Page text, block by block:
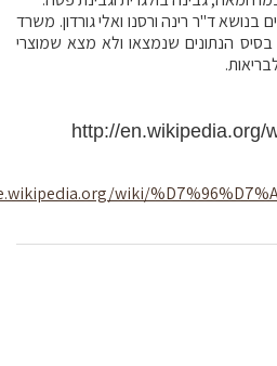
ד"ר רינה ורסנו ואלי גורדון. משרד
הנתונים שנמצאו ולא מצא שמוצרי
http://en.wikipedia.org/
wiki/